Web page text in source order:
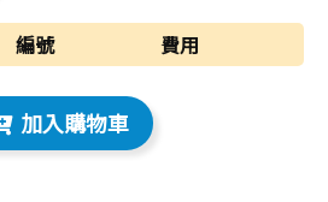
編號 費用
加入購物車